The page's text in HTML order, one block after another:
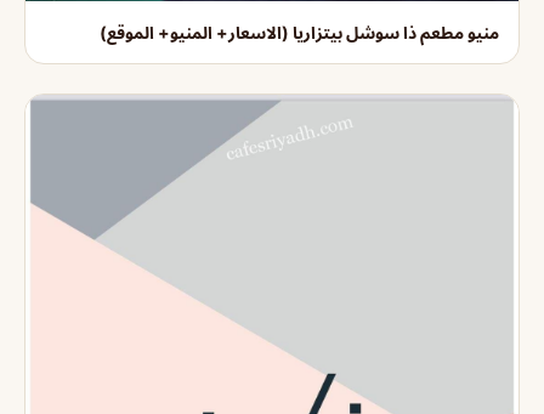
منيو مطعم ذا سوشل بيتزاريا (الاسعار+ المنيو+ الموقع)